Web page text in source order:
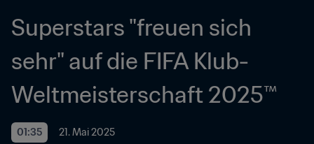
Superstars "freuen sich
sehr" auf die FIFA Klub-
Weltmeisterschaft 2025™
01:35 21. Mai 2025